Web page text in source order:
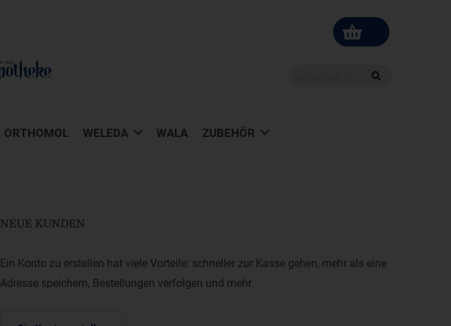
ORTHOMOL WELEDA WALA ZUBEHÖR
NEUE KUNDEN
Ein Konto zu erstellen hat viele Vorteile: schneller zur Kasse gehen, mehr als eine
Adresse speichern, Bestellungen verfolgen und mehr.